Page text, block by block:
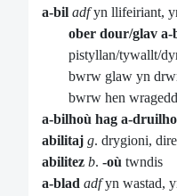
a-bil adfyn llifeiriant,
ober dour/glav a-
pistyllan/tywallt/
bwrw glaw yn
bwrw hen
a-bilhoù hag a-
abilitaj g. drygioni,
abilitez b. -où twndis
a-blad adfyn wastad,